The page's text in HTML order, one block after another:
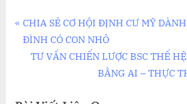
Điều
hướng
P
r
CHIA SẺ CƠ HỘI ĐỊNH CƯ MỸ
ĐÌNH CÓ CON NHỎ
N
TƯ VẤN CHIẾN LƯỢC BSC THẾ
BẰNG AI – THỰC